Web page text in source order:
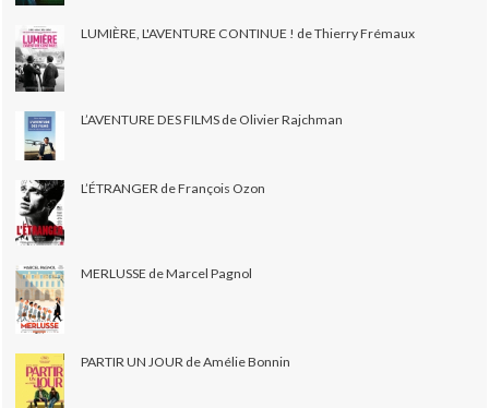
LUMIÈRE, L'AVENTURE CONTINUE ! de Thierry Frémaux
L’AVENTURE DES FILMS de Olivier Rajchman
L’ÉTRANGER de François Ozon
MERLUSSE de Marcel Pagnol
PARTIR UN JOUR de Amélie Bonnin